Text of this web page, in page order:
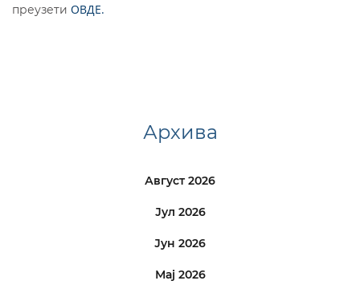
преузети ОВДЕ.
Архива
Август 2026
Јул 2026
Јун 2026
Мај 2026